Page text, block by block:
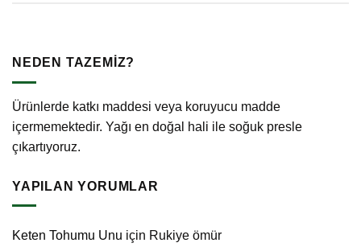
NEDEN TAZEMİZ?
Ürünlerde katkı maddesi veya koruyucu madde
içermemektedir. Yağı en doğal hali ile soğuk presle
çıkartıyoruz.
YAPILAN YORUMLAR
Keten Tohumu Unu için Rukiye ömür